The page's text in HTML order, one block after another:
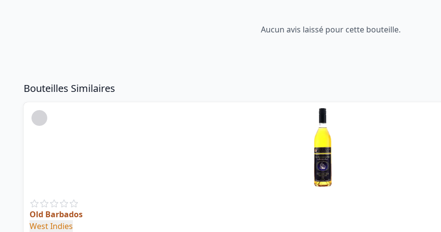
Aucun avis laissé pour cette bouteille.
Bouteilles Similaires
Old Barbados
West Indies